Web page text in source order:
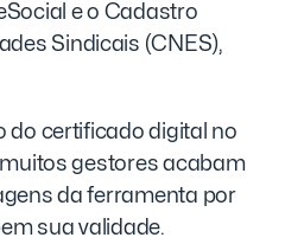
e o Cadastro
Sindicais (CNES),
do certificado digital no
gestores acabam
da ferramenta por
sua validade.